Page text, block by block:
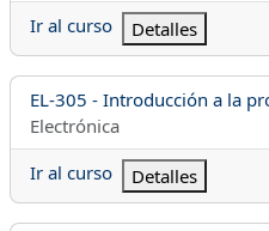
Ir al curso
Detalles
Nombre del curso
EL-305 - Introducción a la
Categoría del curso
Electrónica
Ir al curso
Detalles